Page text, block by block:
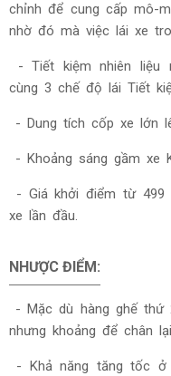
chỉnh để cung cấp mô-
nhờ đó mà việc lái xe
- Tiết kiệm nhiên
cùng 3 chế độ lái Tiết
- Dung tích cốp xe lớn
- Khoảng sáng gầm xe
- Giá khởi điểm từ 499
xe lần đầu.
NHƯỢC ĐIỂM:
- Mặc dù hàng ghế thứ
nhưng khoảng để chân
- Khả năng tăng tốc